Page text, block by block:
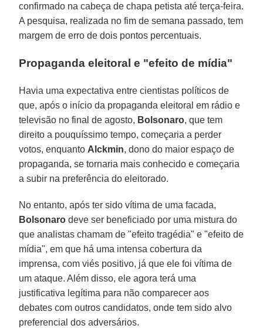
confirmado na cabeça de chapa petista até terça-feira.
A pesquisa, realizada no fim de semana passado, tem
margem de erro de dois pontos percentuais.
Propaganda eleitoral e "efeito de mídia"
Havia uma expectativa entre cientistas políticos de
que, após o início da propaganda eleitoral em rádio e
televisão no final de agosto, Bolsonaro, que tem
direito a pouquíssimo tempo, começaria a perder
votos, enquanto Alckmin, dono do maior espaço de
propaganda, se tornaria mais conhecido e começaria
a subir na preferência do eleitorado.
No entanto, após ter sido vítima de uma facada,
Bolsonaro deve ser beneficiado por uma mistura do
que analistas chamam de "efeito tragédia" e "efeito de
mídia", em que há uma intensa cobertura da
imprensa, com viés positivo, já que ele foi vítima de
um ataque. Além disso, ele agora terá uma
justificativa legítima para não comparecer aos
debates com outros candidatos, onde tem sido alvo
preferencial dos adversários.